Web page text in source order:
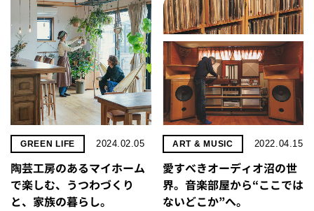
GREEN LIFE 2024.02.05
陶芸工房のあるマイホーム
で楽しむ、うつわづくり
と、家族の暮らし。
ART & MUSIC 2022.04.15
愛すべきオーディオ沼の世
界。音楽部屋から“ここでは
ないどこか”へ。